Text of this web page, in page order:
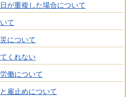
が重複した場合について
て
について
くれない
働について
雇止めについて